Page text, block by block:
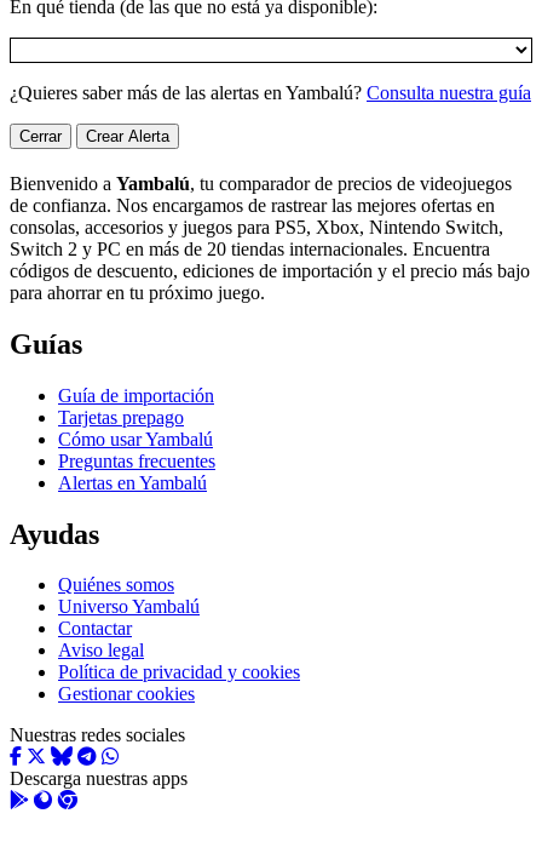
En qué tienda (de las que no está ya disponible):
¿Quieres saber más de las alertas en Yambalú? Consulta nuestra guía
Cerrar Crear Alerta
Bienvenido a Yambalú, tu comparador de precios de videojuegos
de confianza. Nos encargamos de rastrear las mejores ofertas en
consolas, accesorios y juegos para PS5, Xbox, Nintendo Switch,
Switch 2 y PC en más de 20 tiendas internacionales. Encuentra
códigos de descuento, ediciones de importación y el precio más bajo
para ahorrar en tu próximo juego.
Guías
Guía de importación
Tarjetas prepago
Cómo usar Yambalú
Preguntas frecuentes
Alertas en Yambalú
Ayudas
Quiénes somos
Universo Yambalú
Contactar
Aviso legal
Política de privacidad y cookies
Gestionar cookies
Nuestras redes sociales
Descarga nuestras apps